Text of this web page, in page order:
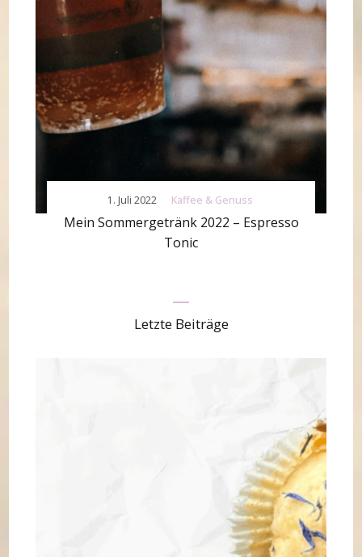
Kaffee & Genuss
Mein Sommergetränk 2022 – Espresso
Tonic
1. Juli 2022
Letzte Beiträge